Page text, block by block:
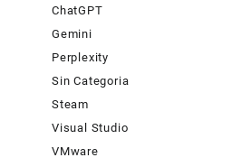
ChatGPT
Gemini
Perplexity
Sin Categoria
Steam
Visual Studio
VMware